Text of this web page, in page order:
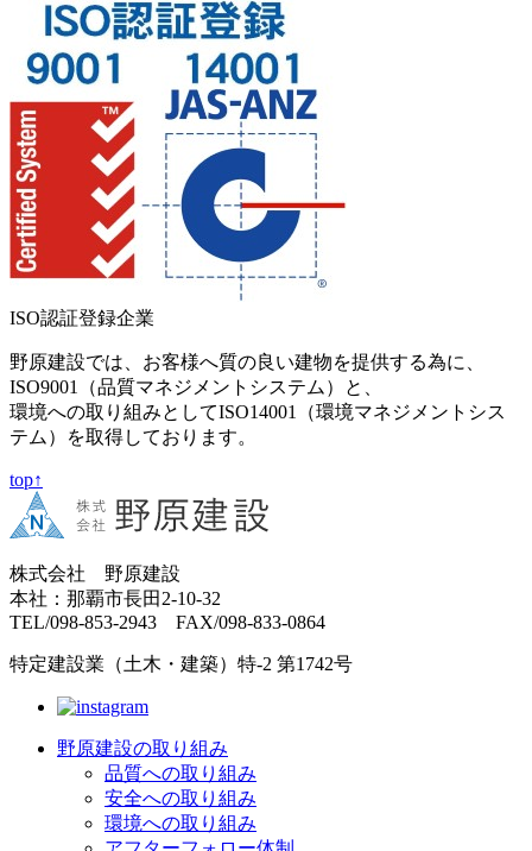
ISO認証登録企業
野原建設では、お客様へ質の良い建物を提供する為に、
ISO9001（品質マネジメントシステム）と、
環境への取り組みとしてISO14001（環境マネジメントシス
テム）を取得しております。
top↑
株式会社 野原建設
本社：那覇市長田2-10-32
TEL/098-853-2943 FAX/098-833-0864
特定建設業（土木・建築）特-2 第1742号
野原建設の取り組み
品質への取り組み
安全への取り組み
環境への取り組み